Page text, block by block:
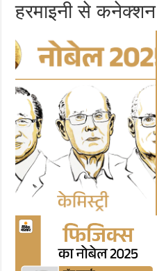
हरमाइनी से कनेक्शन